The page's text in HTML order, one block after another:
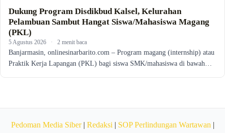
Dukung Program Disdikbud Kalsel, Kelurahan
Pelambuan Sambut Hangat Siswa/Mahasiswa Magang
(PKL)
5 Agustus 2026 · 2 menit baca
Banjarmasin, onlinesinarbarito.com – Program magang (internship) atau
Praktik Kerja Lapangan (PKL) bagi siswa SMK/mahasiswa di bawah…
Pedoman Media Siber| Redaksi | SOP Perlindungan Wartawan |